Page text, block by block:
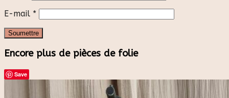
E-mail *
Encore plus de pièces de folie
Save